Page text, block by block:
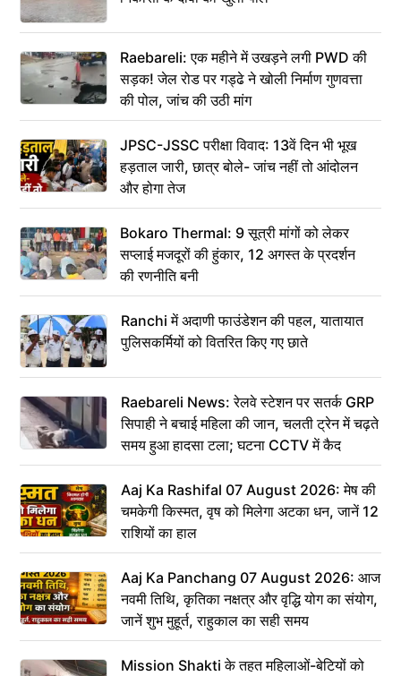
Raebareli: एक महीने में उखड़ने लगी PWD की
सड़क! जेल रोड पर गड्ढे ने खोली निर्माण गुणवत्ता
की पोल, जांच की उठी मांग
JPSC-JSSC परीक्षा विवाद: 13वें दिन भी भूख
हड़ताल जारी, छात्र बोले- जांच नहीं तो आंदोलन
और होगा तेज
Bokaro Thermal: 9 सूत्री मांगों को लेकर
सप्लाई मजदूरों की हुंकार, 12 अगस्त के प्रदर्शन
की रणनीति बनी
Ranchi में अदाणी फाउंडेशन की पहल, यातायात
पुलिसकर्मियों को वितरित किए गए छाते
Raebareli News: रेलवे स्टेशन पर सतर्क GRP
सिपाही ने बचाई महिला की जान, चलती ट्रेन में चढ़ते
समय हुआ हादसा टला; घटना CCTV में कैद
Aaj Ka Rashifal 07 August 2026: मेष की
चमकेगी किस्मत, वृष को मिलेगा अटका धन, जानें 12
राशियों का हाल
Aaj Ka Panchang 07 August 2026: आज
नवमी तिथि, कृतिका नक्षत्र और वृद्धि योग का संयोग,
जानें शुभ मुहूर्त, राहुकाल का सही समय
Mission Shakti के तहत महिलाओं-बेटियों को